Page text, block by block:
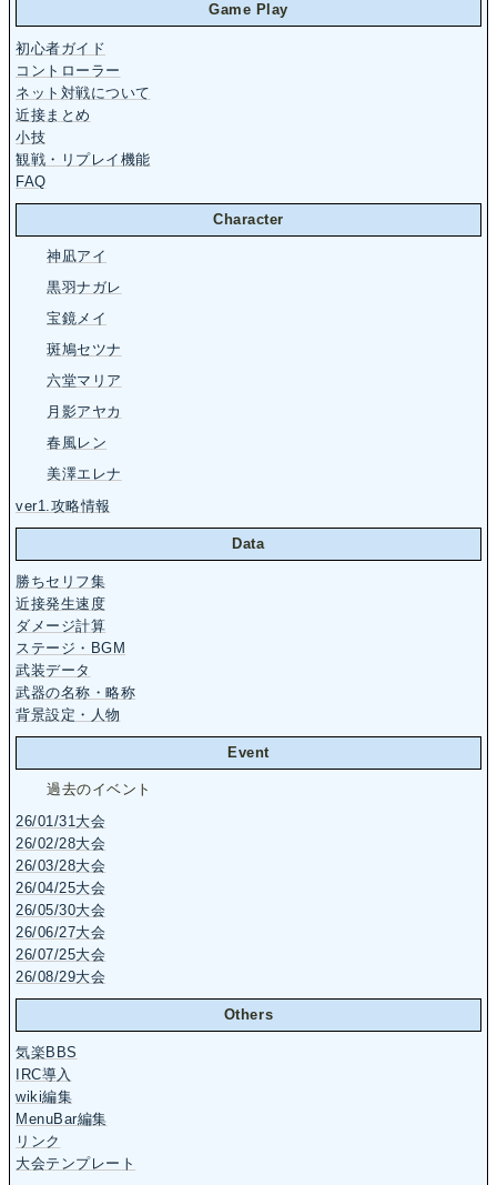
Game Play
初心者ガイド
コントローラー
ネット対戦について
近接まとめ
小技
観戦・リプレイ機能
FAQ
Character
神凪アイ
黒羽ナガレ
宝鏡メイ
斑鳩セツナ
六堂マリア
月影アヤカ
春風レン
美澤エレナ
ver1.攻略情報
Data
勝ちセリフ集
近接発生速度
ダメージ計算
ステージ・BGM
武装データ
武器の名称・略称
背景設定・人物
Event
過去のイベント
26/01/31大会
26/02/28大会
26/03/28大会
26/04/25大会
26/05/30大会
26/06/27大会
26/07/25大会
26/08/29大会
Others
気楽BBS
IRC導入
wiki編集
MenuBar編集
リンク
大会テンプレート